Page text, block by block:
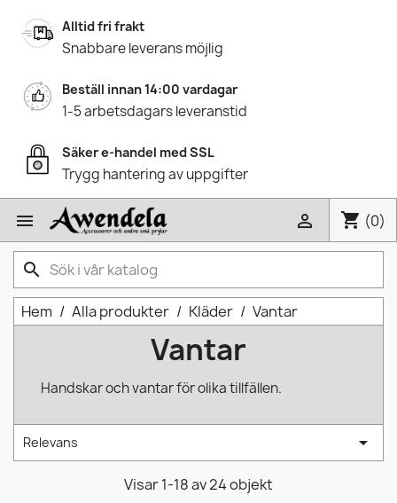
Alltid fri frakt
Snabbare leverans möjlig
Beställ innan 14:00 vardagar
1-5 arbetsdagars leveranstid
Säker e-handel med SSL
Trygg hantering av uppgifter
 shopping_cart (0)

search
Hem Alla produkter Kläder Vantar
Vantar
Handskar och vantar för olika tillfällen.
Relevans 
Visar 1-18 av 24 objekt